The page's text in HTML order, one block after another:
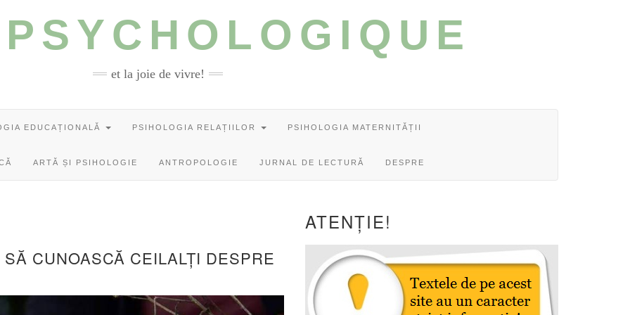
et la joie de vivre!
EDUCAȚIONALĂ PSIHOLOGIA RELAȚIILOR PSIHOLOGIA MATERNITĂȚII
ARTĂ ȘI PSIHOLOGIE ANTROPOLOGIE JURNAL DE LECTURĂ DESPRE
CUNOASCĂ CEILALȚI DESPRE
ATENȚIE!